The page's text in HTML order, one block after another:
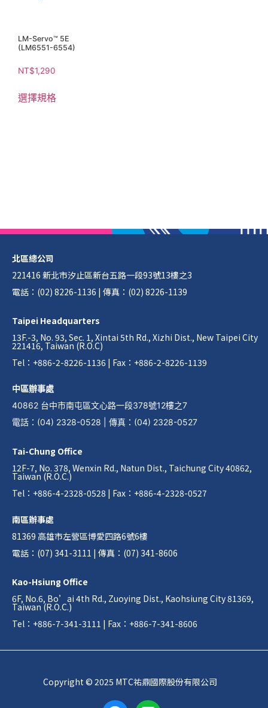
LM-Servo™ 5E
(LM6551-6554)
NT$1,290
選擇規格
北區總公司
221416 新北市汐止區新台五路一段93號13樓之3
電話：(02) 8226-1136 | 傳真：(02) 8226-1139
Taipei Headquarters
13F.-3, No. 93, Sec. 1, Xintai 5th Rd., Xizhi Dist., New Taipei City
221416, Taiwan (R.O.C)
Tel：+886-2-8226-1136 | Fax：+886-2-8226-1139
中區辦事處
40862 台中市南屯區文心路一段378號12樓之7
電話 ： (04) 2328-0528 傳真 ： (04) 2328-0527
Tai-Chung Office
12F-7, No. 378, Wenxin Rd., Natun Dist., Taichung City 40862,
Taiwan (R.O.C.)
Tel：+886-4-2328-0528 | Fax：+886-4-2328-0527
南區辦事處
81369 高雄市左營區博愛四路6號6樓
電話：(07) 341-3111 | 傳真：(07) 341-8606
Kao-Hsiung Office
6F, No.6, Bo’ai 4th Rd., Zuoying Dist., Kaohsiung City 81369,
Taiwan (R.O.C.)
Tel：+886-7-341-3111 | Fax：+886-7-341-8606
Copyright © 2025 MTC祐鼎國際股份有限公司